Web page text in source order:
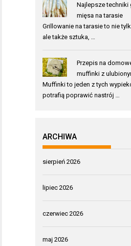
Najlepsze techniki
mięsa na tarasie
Grillowanie na tarasie to nie
ale także sztuka, …
Przepis na
muffinki z
Muffinki to jeden z tych
potrafią poprawić nastrój …
ARCHIWA
sierpień 2026
lipiec 2026
czerwiec 2026
maj 2026